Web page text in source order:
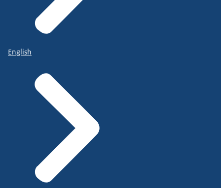
English